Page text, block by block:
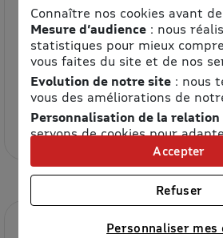
Bertyne
8.5% de remise
Connaître nos cookies avant
Mesure d’audience: nous
statistiques pour mieux
vous faites du site et de nos
Evolution de notre site: nous
vous des améliorations de
Personnalisation de la relation
servons de cookies pour
et personnaliser nos offres
Univers publicitaire: nous
partenaires des cookies pour
publicités personnalisées
Connaître notre politique cookies et
Personnaliser mes
Refuser
Accepter